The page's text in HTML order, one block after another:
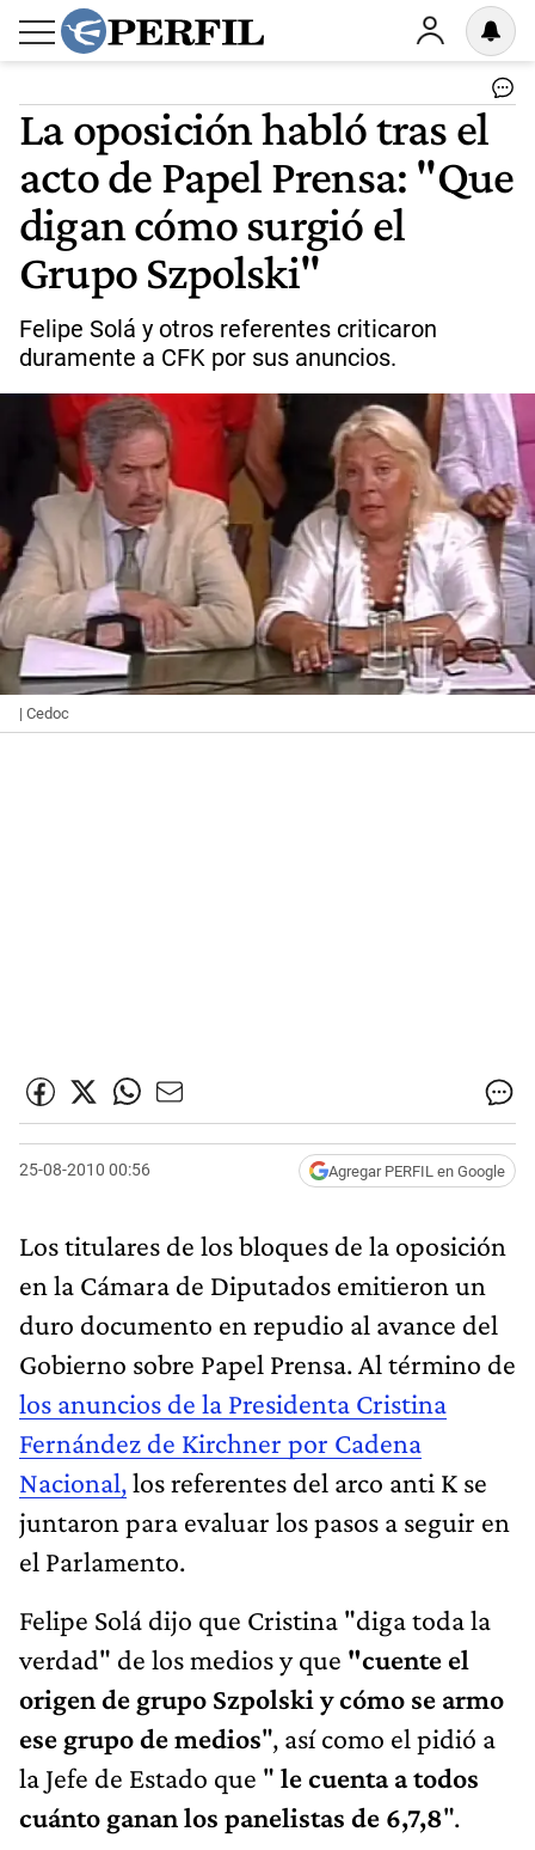
La oposición habló tras el
acto de Papel Prensa: "Que
digan cómo surgió el
Grupo Szpolski"
Felipe Solá y otros referentes criticaron
duramente a CFK por sus anuncios.
| Cedoc
25-08-2010 00:56 Agregar PERFIL en Google
Los titulares de los bloques de la oposición
en la Cámara de Diputados emitieron un
duro documento en repudio al avance del
Gobierno sobre Papel Prensa. Al término de
los anuncios de la Presidenta Cristina
Fernández de Kirchner por Cadena
Nacional,los referentes del arco anti K se
juntaron para evaluar los pasos a seguir en
el Parlamento.
Felipe Solá dijo que Cristina "diga toda la
verdad" de los medios y que "cuente el
origen de grupo Szpolski y cómo se armo
ese grupo de medios", así como el pidió a
la Jefe de Estado que " le cuenta a todos
cuánto ganan los panelistas de 6,7,8".